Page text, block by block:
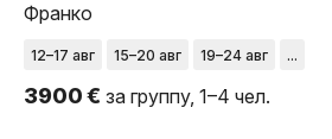
Франко
12–17 авг 15–20 авг 19–24 авг ...
3900 € за группу, 1–4 чел.